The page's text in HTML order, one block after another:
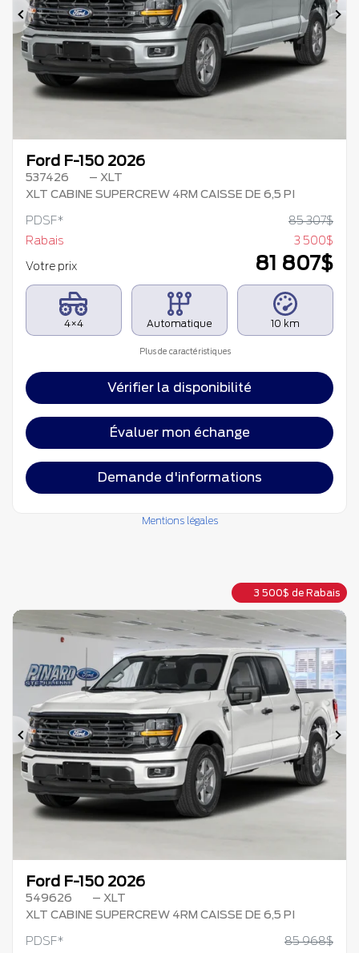
Précédent
Ford F-150 2026
537426
– XLT
XLT CABINE SUPERCREW 4RM CAISSE DE 6,5 PI
PDSF* 85 307$
Rabais
3 500$
Votre prix
81 807$
4×4 Automatique 10 km
Plus de caractéristiques
Vérifier la disponibilité
Évaluer mon échange
Demande d'informations
Mentions légales
3 500$ de Rabais
Précédent
Ford F-150 2026
549626
– XLT
XLT CABINE SUPERCREW 4RM CAISSE DE 6,5 PI
PDSF* 85 968$